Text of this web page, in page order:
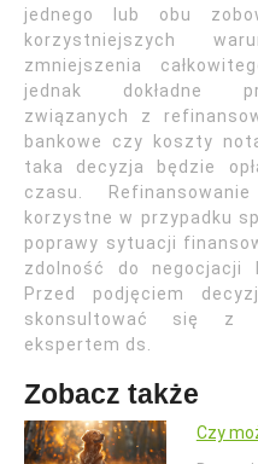
jednego lub obu
korzystniejszych
zmniejszenia
jednak dokładne
związanych z
bankowe czy koszty
taka decyzja będzie
czasu.
korzystne w przypadku
poprawy sytuacji
zdolność do negocjacji
Przed podjęciem
skonsultować się z
ekspertem ds.
Zobacz także
Czy